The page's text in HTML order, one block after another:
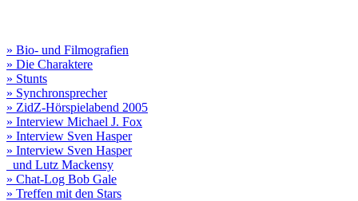
» Bio- und Filmografien
» Die Charaktere
» Stunts
» Synchronsprecher
» ZidZ-Hörspielabend 2005
» Interview Michael J. Fox
» Interview Sven Hasper
» Interview Sven Hasper
und Lutz Mackensy
» Chat-Log Bob Gale
» Treffen mit den Stars